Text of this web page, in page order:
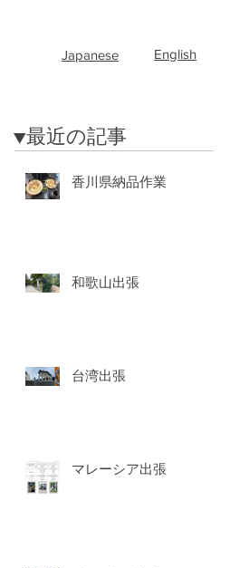
Japanese English
​▼最近の記事
香川県納品作業
和歌山出張
台湾出張
マレーシア出張